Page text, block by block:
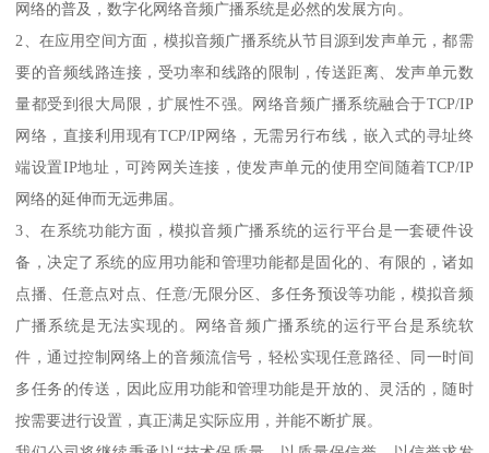
网络的普及，数字化网络音频广播系统是必然的发展方向。
2、在应用空间方面，模拟音频广播系统从节目源到发声单元，都需
要的音频线路连接，受功率和线路的限制，传送距离、发声单元数
量都受到很大局限，扩展性不强。网络音频广播系统融合于TCP/IP
网络，直接利用现有TCP/IP网络，无需另行布线，嵌入式的寻址终
端设置IP地址，可跨网关连接，使发声单元的使用空间随着TCP/IP
网络的延伸而无远弗届。
3、在系统功能方面，模拟音频广播系统的运行平台是一套硬件设
备，决定了系统的应用功能和管理功能都是固化的、有限的，诸如
点播、任意点对点、任意/无限分区、多任务预设等功能，模拟音频
广播系统是无法实现的。网络音频广播系统的运行平台是系统软
件，通过控制网络上的音频流信号，轻松实现任意路径、同一时间
多任务的传送，因此应用功能和管理功能是开放的、灵活的，随时
按需要进行设置，真正满足实际应用，并能不断扩展。